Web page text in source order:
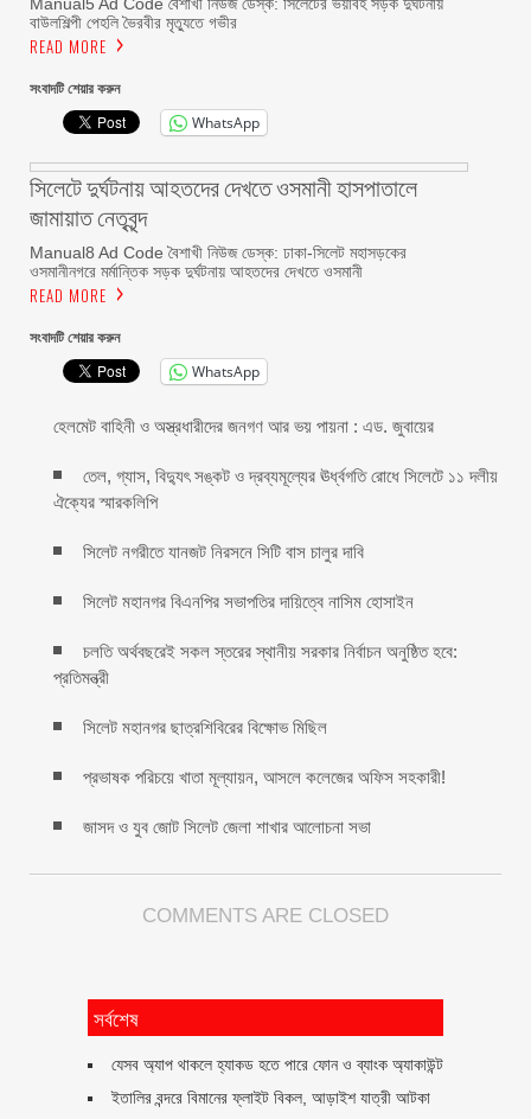
বাউলশিল্পী পেহলি ভৈরবীর মৃত্যুতে গভীর
READ MORE
সংবাদটি শেয়ার করুন
WhatsApp
সিলেটে দুর্ঘটনায় আহতদের দেখতে ওসমানী হাসপাতালে
জামায়াত নেতৃবৃন্দ
Manual8 Ad Code বৈশাখী নিউজ ডেস্ক: ঢাকা-সিলেট মহাসড়কের
ওসমানীনগরে মর্মান্তিক সড়ক দুর্ঘটনায় আহতদের দেখতে ওসমানী
READ MORE
সংবাদটি শেয়ার করুন
WhatsApp
হেলমেট বাহিনী ও অস্ত্রধারীদের জনগণ আর ভয় পায়না : এড. জুবায়ের
তেল, গ্যাস, বিদ্যুৎ সঙ্কট ও দ্রব্যমূল্যের ঊর্ধ্বগতি রোধে সিলেটে ১১ দলীয়
ঐক্যের স্মারকলিপি
সিলেট নগরীতে যানজট নিরসনে সিটি বাস চালুর দাবি
সিলেট মহানগর বিএনপির সভাপতির দায়িত্বে নাসিম হোসাইন
চলতি অর্থবছরেই সকল স্তরের স্থানীয় সরকার নির্বাচন অনুষ্ঠিত হবে:
প্রতিমন্ত্রী
সিলেট মহানগর ছাত্রশিবিরের বিক্ষোভ মিছিল
প্রভাষক পরিচয়ে খাতা মূল্যায়ন, আসলে কলেজের অফিস সহকারী!
জাসদ ও যুব জোট সিলেট জেলা শাখার আলোচনা সভা
COMMENTS ARE CLOSED
সর্বশেষ
যেসব অ্যাপ থাকলে হ্যাকড হতে পারে ফোন ও ব্যাংক অ্যাকাউন্ট
ইতালির বন্দরে বিমানের ফ্লাইট বিকল, আড়াইশ যাত্রী আটকা